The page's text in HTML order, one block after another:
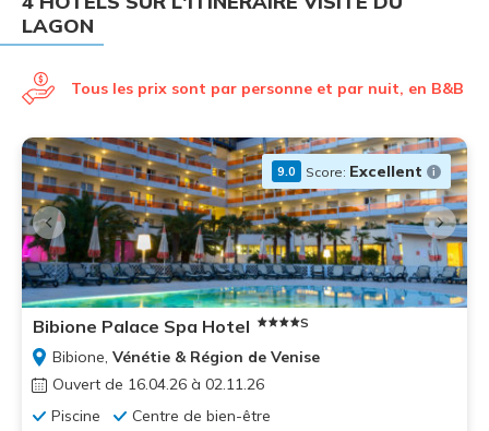
LAGON
Tous les prix sont par personne et par nuit, en B&B
9.0 Score: Excellent
Bibione Palace Spa Hotel S
Bibione, Vénétie & Région de Venise
Ouvert de 16.04.26 à 02.11.26
Piscine
Centre de bien-être